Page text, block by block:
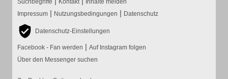
Suchbegriffe Kontakt
Inhalte melden
Impressum | Nutzungsbedingungen | Datenschutz
Datenschutz-Einstellungen
Facebook - Fan werden | Auf Instagram folgen
Über den Messenger suchen